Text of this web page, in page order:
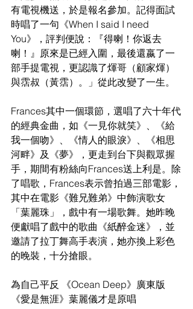
有電視機送，於是報名參加。記得面試
時唱了一句《When I said I need
You》，評判便說：『得喇！你返去
喇！』原來是已經入圍，最後還嬴了一
部手提電視，更認識了煇哥（顧家煇）
與霑叔（黃霑）。」從此改變了一生。
Frances其中一個環節，選唱了六十年代
的經典金曲，如《一見你就笑》、《給
我一個吻》、《情人的眼淚》、《相思
河畔》及《夢》，更走到台下與觀眾握
手，期間有粉絲向Frances送上利是。除
了唱歌，Frances表示曾拍過三部電影，
其中在電影《難兄難弟》中飾演歌女
「葉麗珠」，戲中有一場歌舞。她昨晚
便獻唱了戲中的歌曲《紙醉金迷》，並
邀請了拉丁舞高手表演，她亦換上彩色
的晚裝，十分搶眼。
為自己平反 《Ocean Deep》廣東版
《愛是無涯》葉麗儀才是原唱